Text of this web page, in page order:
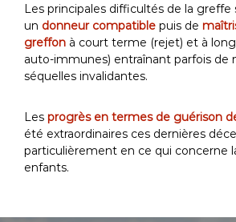
Les principales difficultés de la
un donneur compatible puis de
greffon à court terme (rejet) et à
auto-immunes) entraînant parfois de
séquelles invalidantes.
Lesprogrès en termes de guérison
été extraordinaires ces dernières
particulièrement en ce qui concerne
enfants.